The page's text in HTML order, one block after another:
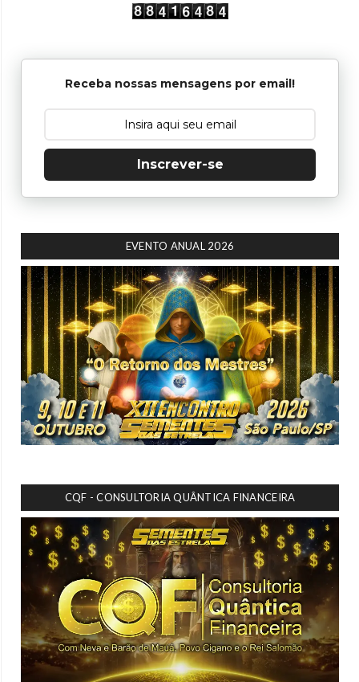
Receba nossas mensagens por email!
Inscrever-se
EVENTO ANUAL 2026
CQF - CONSULTORIA QUÂNTICA FINANCEIRA